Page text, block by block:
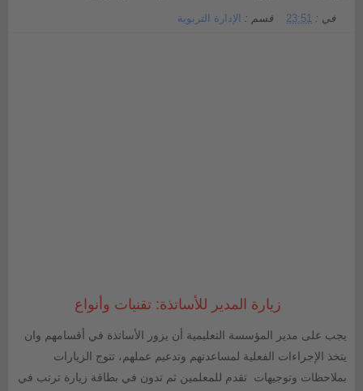
في : 23:51 قسم : الإدارة التربوية
زيارة المدير للأساتذة: تقنيات وأنواع
يجب على مدير المؤسسة التعليمية أن يزور
الأساتذة في أقسامهم وان
يتخذ الإجراءات الفعلية لمساعدتهم وتدعيم عملهم، تتوج الزيارات
بملاحظات وتوجيهات تقدم للمعلمين ثم تدون في بطاقة زيارة ترتب في